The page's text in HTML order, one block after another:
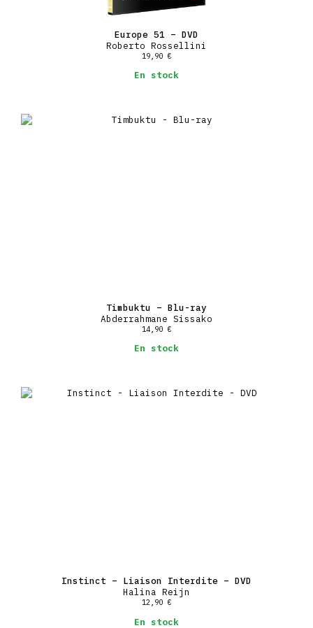
Europe 51 – DVD
Roberto Rossellini
19,90 €
En stock
Timbuktu – Blu-ray
Abderrahmane Sissako
14,90 €
En stock
Instinct – Liaison Interdite – DVD
Halina Reijn
12,90 €
En stock